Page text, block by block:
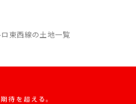
ロ東西線の土地一覧